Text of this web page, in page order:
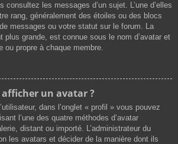
consultez les messages d’un sujet. L’une d’elles
rang, généralement des étoiles ou des blocs
messages ou votre statut sur le forum. La
plus grande, est connue sous le nom d’avatar et
ou propre à chaque membre.
un avatar ?
dans l’onglet « profil » vous pouvez
l’une des quatre méthodes d’avatar
distant ou importé. L’administrateur du
les avatars et décider de la manière dont ils